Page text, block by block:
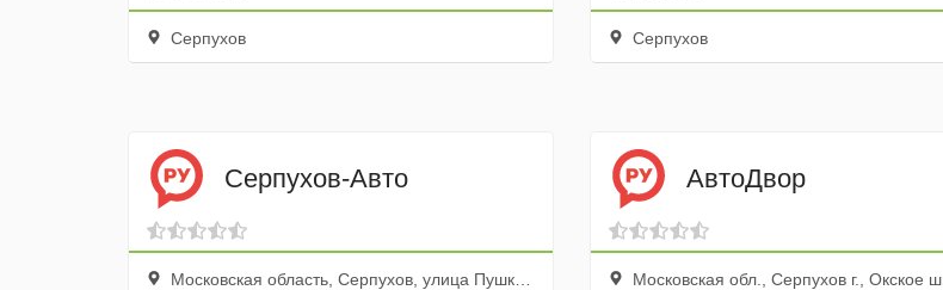
Серпухов Серпухов
Серпухов-Авто
Московская область, Серпухов, улица Пушкина, 43А
АвтоДвор
Московская обл., Серпухов г., Окское ш.